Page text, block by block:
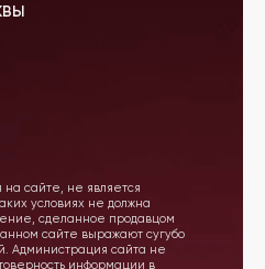
сайте, не является
условиях не должна
сделанное продавцом
сайте выражают сугубо
Администрация сайта не
информации в